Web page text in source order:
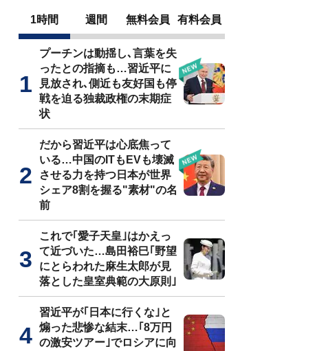
1時間 週間 無料会員 有料会員
プーチンは動揺し､言葉を失
ったとの指摘も…習近平に
見放され､側近も友好国も停
戦を迫る独裁政権の末期症
状
だから習近平は心底焦って
いる…中国のITもEVも壊滅
させる力を持つ日本が世界
シェア8割を握る"素材"の名
前
これで｢愛子天皇｣はかえっ
て近づいた…島田裕巳｢野望
にとらわれた麻生太郎が見
落とした皇室典範の大原則｣
習近平が｢日本に行くな｣と
煽った悲惨な結末…｢8万円
の激安ツアー｣でロシアに向